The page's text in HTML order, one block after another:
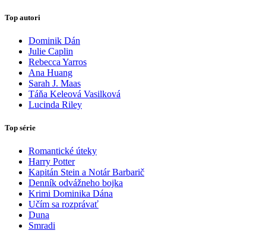
Top autori
Dominik Dán
Julie Caplin
Rebecca Yarros
Ana Huang
Sarah J. Maas
Táňa Keleová Vasilková
Lucinda Riley
Top série
Romantické úteky
Harry Potter
Kapitán Stein a Notár Barbarič
Denník odvážneho bojka
Krimi Dominika Dána
Učím sa rozprávať
Duna
Smradi